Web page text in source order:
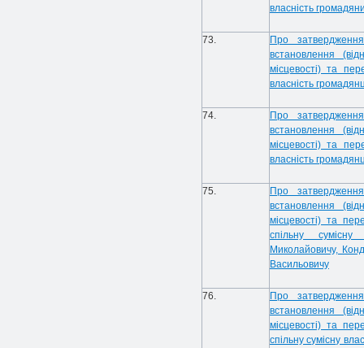
власність
73.
Про
встановлення
місцевості) та
власність
74.
Про
встановлення
місцевості) та
власність
75.
Про
встановлення
місцевості) та
спільну
Миколайовичу,
Васильовичу
76.
Про
встановлення
місцевості) та
спільну сумісну